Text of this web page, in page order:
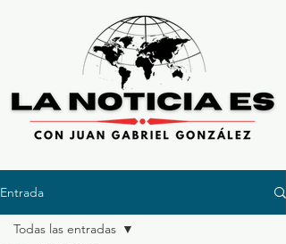
Entrada
Todas las entradas